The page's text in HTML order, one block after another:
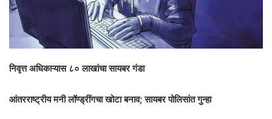
निवृत्त अधिकाऱ्यास ८० लाखांचा सायबर गंडा
आंतरराष्ट्रीय मनी लॉण्ड्रींगचा खोटा बनाव; सायबर पोलिसांत गुन्हा